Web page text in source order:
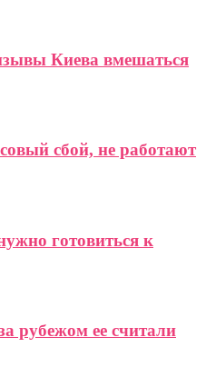
Киева вмешаться
сбой, не работают
готовиться к
рубежом ее считали